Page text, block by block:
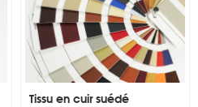
Tissu en cuir suédé